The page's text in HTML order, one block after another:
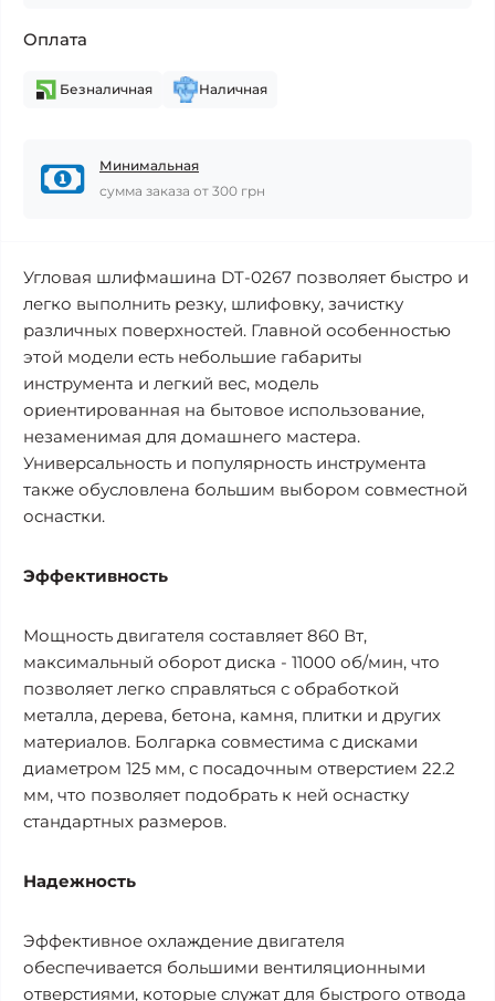
Оплата
Безналичная Наличная
Минимальная
сумма заказа от 300 грн
Угловая шлифмашина DT-0267 позволяет быстро и
легко выполнить резку, шлифовку, зачистку
различных поверхностей. Главной особенностью
этой модели есть небольшие габариты
инструмента и легкий вес, модель
ориентированная на бытовое использование,
незаменимая для домашнего мастера.
Универсальность и популярность инструмента
также обусловлена большим выбором совместной
оснастки.
Эффективность
Мощность двигателя составляет 860 Вт,
максимальный оборот диска - 11000 об/мин, что
позволяет легко справляться с обработкой
металла, дерева, бетона, камня, плитки и других
материалов. Болгарка совместима с дисками
диаметром 125 мм, с посадочным отверстием 22.2
мм, что позволяет подобрать к ней оснастку
стандартных размеров.
Надежность
Эффективное охлаждение двигателя
обеспечивается большими вентиляционными
отверстиями, которые служат для быстрого отвода